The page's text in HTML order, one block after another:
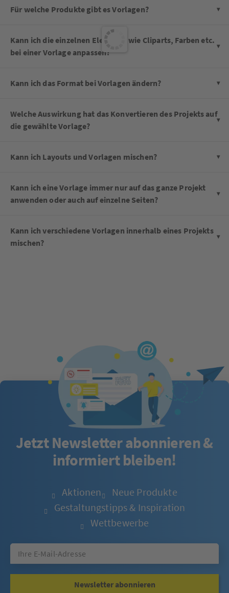
Für welche Produkte gibt es Vorlagen?
Kann ich die einzelnen Elemente wie Cliparts, Farben etc.
bei einer Vorlage anpassen?
Kann ich das Format bei Vorlagen ändern?
Welche Auswirkung hat das Konvertieren des Projekts auf
die gewählte Vorlage?
Kann ich Layouts und Vorlagen mischen?
Kann ich eine Vorlage immer nur auf das ganze Projekt
anwenden oder auch auf einzelne Seiten?
Kann ich verschiedene Vorlagen innerhalb eines Projekts
mischen?
Jetzt Newsletter abonnieren &
informiert bleiben!
Aktionen
Neue Produkte
Gestaltungstipps & Inspiration
Wettbewerbe
Newsletter abonnieren